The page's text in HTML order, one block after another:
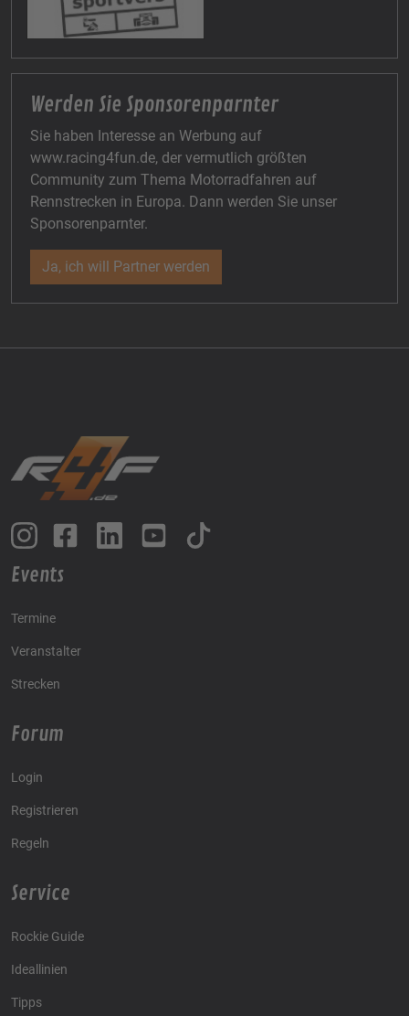
Werden Sie Sponsorenparnter
Sie haben Interesse an Werbung auf
www.racing4fun.de, der vermutlich größten
Community zum Thema Motorradfahren auf
Rennstrecken in Europa. Dann werden Sie unser
Sponsorenparnter.
Ja, ich will Partner werden
Events
Termine
Veranstalter
Strecken
Forum
Login
Registrieren
Regeln
Service
Rockie Guide
Ideallinien
Tipps